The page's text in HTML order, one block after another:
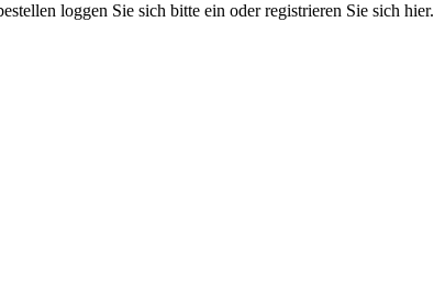
loggen Sie sich bitte ein oder registrieren Sie sich hier.